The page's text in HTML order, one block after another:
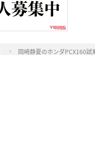
岡崎静夏のホンダPCX160